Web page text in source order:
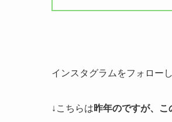
インスタグラムをフォロー
↓こちらは昨年のですが、こ